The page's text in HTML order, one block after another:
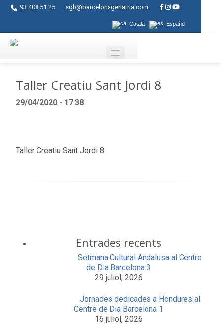
93 408 51 25 sgb@barcelonageriatria.com
Català Español
Serveis
Taller Creatiu Sant Jordi 8
29/04/2020 - 17:38
Taller Creatiu Sant Jordi 8
Entrades recents
Setmana Cultural Andalusa al Centre
de Dia Barcelona 3
29 juliol, 2026
Jornades dedicades a Hondures al
Centre de Dia Barcelona 1
16 juliol, 2026